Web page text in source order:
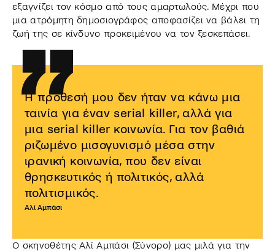
εξαγνίζει τον κόσμο από τους αμαρτωλούς. Μέχρι που
μια ατρόμητη δημοσιογράφος αποφασίζει να βάλει τη
ζωή της σε κίνδυνο προκειμένου να τον ξεσκεπάσει.
Η πρόθεσή μου δεν ήταν να κάνω μια
ταινία για έναν serial killer, αλλά για
μια serial killer κοινωνία. Για τον βαθιά
ριζωμένο μισογυνισμό μέσα στην
ιρανική κοινωνία, που δεν είναι
θρησκευτικός ή πολιτικός, αλλά
πολιτισμικός.
Αλί Αμπάσι
Ο σκηνοθέτης Αλί Αμπάσι (Σύνορο) μας μιλά για την